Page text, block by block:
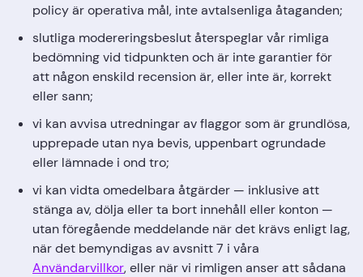
policy är operativa mål, inte avtalsenliga åtaganden;
slutliga modereringsbeslut återspeglar vår rimliga
bedömning vid tidpunkten och är inte garantier för
att någon enskild recension är, eller inte är, korrekt
eller sann;
vi kan avvisa utredningar av flaggor som är grundlösa,
upprepade utan nya bevis, uppenbart ogrundade
eller lämnade i ond tro;
vi kan vidta omedelbara åtgärder — inklusive att
stänga av, dölja eller ta bort innehåll eller konton —
utan föregående meddelande när det krävs enligt lag,
när det bemyndigas av avsnitt 7 i våra
Användarvillkor, eller när vi rimligen anser att sådana